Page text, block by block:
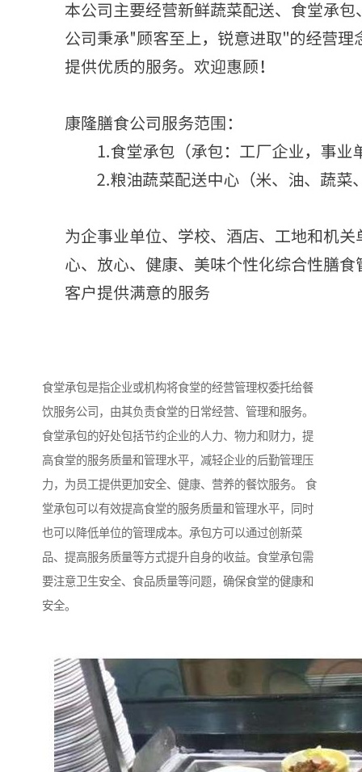
食堂承包是指企业或机构将食堂的经营管理权委托给餐
饮服务公司，由其负责食堂的日常经营、管理和服务。
食堂承包的好处包括节约企业的人力、物力和财力，提
高食堂的服务质量和管理水平，减轻企业的后勤管理压
力，为员工提供更加安全、健康、营养的餐饮服务。 食
堂承包可以有效提高食堂的服务质量和管理水平，同时
也可以降低单位的管理成本。承包方可以通过创新菜
品、提高服务质量等方式提升自身的收益。食堂承包需
要注意卫生安全、食品质量等问题，确保食堂的健康和
安全。